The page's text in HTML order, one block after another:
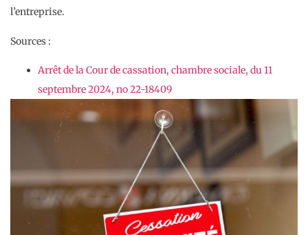
l’entreprise.
Sources :
Arrêt de la Cour de cassation, chambre sociale, du 11
septembre 2024, no 22-18409